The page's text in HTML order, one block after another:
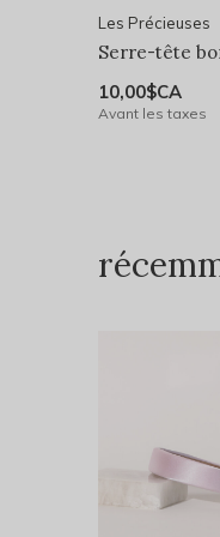
Les Précieuses
Serre-tête
10,00$CA
Avant les taxes